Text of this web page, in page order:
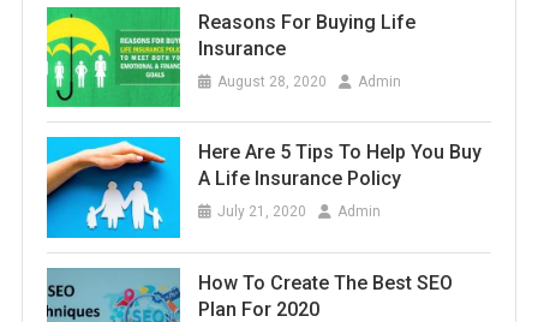
Reasons For Buying Life
Insurance
August 28, 2020 Admin
Here Are 5 Tips To Help You Buy
A Life Insurance Policy
July 21, 2020 Admin
How To Create The Best SEO
Plan For 2020